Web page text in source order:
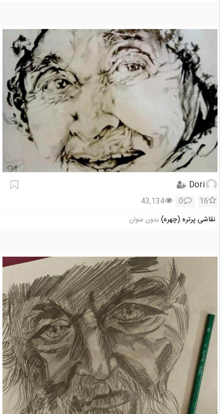
Dori
16
0
43,134
نقاشی پرتره (چهره) بدون عنوان